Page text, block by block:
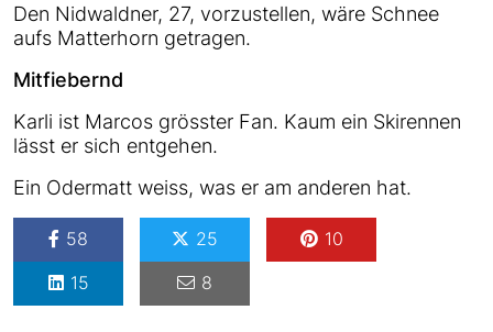
Den Nidwaldner, 27, vorzustellen, wäre Schnee
aufs Matterhorn getragen.
Mitfiebernd
Karli ist Marcos grösster Fan. Kaum ein Skirennen
lässt er sich entgehen.
Ein Odermatt weiss, was er am anderen hat.
58 25
10
15
8